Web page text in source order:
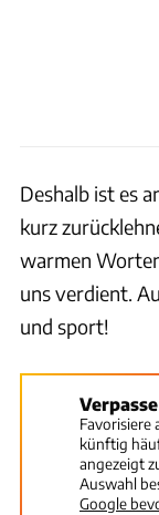
Deshalb ist es
kurz
warmen
uns verdient.
und sport!
Favorisiere
künftig
angezeigt
Auswahl
Google